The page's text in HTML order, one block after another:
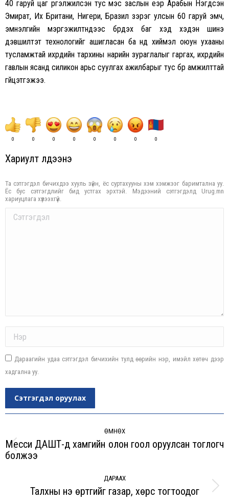
40 гаруй цаг үргэлжилсэн тус мэс заслын үеэр Арабын Нэгдсэн
Эмират, Их Британи, Нигери, Бразил зэрэг улсын 60 гаруй эмч,
эмнэлгийн мэргэжилтнүүдээс бүрдэх баг хэд хэдэн шинэ
дэвшилтэт технологийг ашигласан ба үүнд хиймэл оюун ухааны
тусламжтай ихрүүдийн тархины нарийн зураглалыг гаргах, ихрүүдийн
гавлын ясанд силикон арьс суулгах ажилбарыг тус бүр амжилттай
гүйцэтгэжээ.
0 0 0 0 0 0 0 0
Хариулт үлдээнэ үү
Та сэтгэгдэл бичихдээ хууль зүйн, ёс суртахууны хэм хэмжээг баримтална уу.
Ёс бус сэтгэгдлийг бид устгах эрхтэй. Мэдээний сэтгэгдэлд Urug.mn
хариуцлага хүлээхгүй.
Comment
Дараагийн удаа сэтгэгдэл бичихийн тулд өөрийн нэр, имэйл хөтөч дээр
хадгална уу.
Сэтгэгдэл оруулах
ӨМНӨХ
Previous
Месси ДАШТ-д хамгийн олон гоол оруулсан тоглогч
болжээ
ДАРААХ
Next
Талхны үнэ өртгийг газар, хөрс тогтоодог